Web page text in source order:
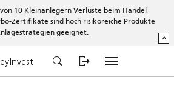
10 Kleinanlegern Verluste beim Handel
Zertifikate sind hoch risikoreiche Produkte
geeignet.
^